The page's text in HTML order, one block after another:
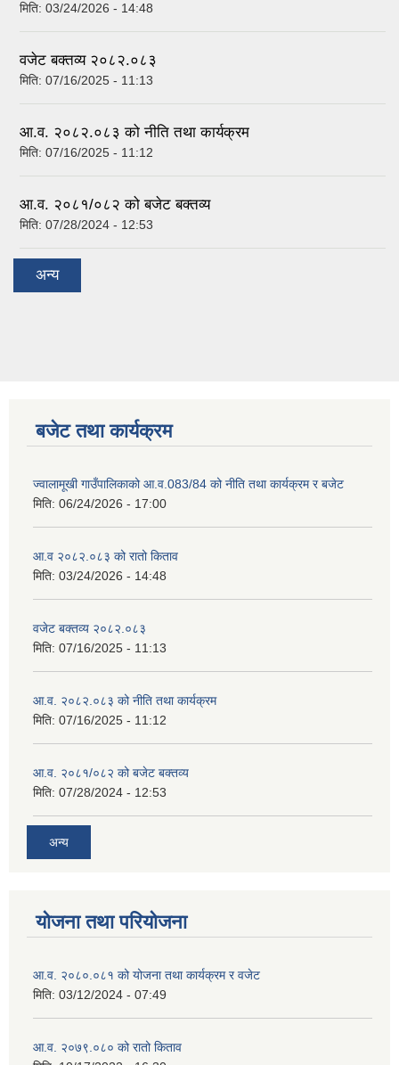
मिति: 03/24/2026 - 14:48
वजेट बक्तव्य २०८२.०८३
मिति: 07/16/2025 - 11:13
आ.व. २०८२.०८३ को नीति तथा कार्यक्रम
मिति: 07/16/2025 - 11:12
आ.व. २०८१/०८२ को बजेट बक्तव्य
मिति: 07/28/2024 - 12:53
अन्य
बजेट तथा कार्यक्रम
ज्वालामूखी गाउँपालिकाको आ.व.083/84 को नीति तथा कार्यक्रम र बजेट
मिति: 06/24/2026 - 17:00
आ.व २०८२.०८३ को रातो किताव
मिति: 03/24/2026 - 14:48
वजेट बक्तव्य २०८२.०८३
मिति: 07/16/2025 - 11:13
आ.व. २०८२.०८३ को नीति तथा कार्यक्रम
मिति: 07/16/2025 - 11:12
आ.व. २०८१/०८२ को बजेट बक्तव्य
मिति: 07/28/2024 - 12:53
अन्य
योजना तथा परियोजना
आ.व. २०८०.०८१ को योजना तथा कार्यक्रम र वजेट
मिति: 03/12/2024 - 07:49
आ.व. २०७९.०८० को रातो किताव